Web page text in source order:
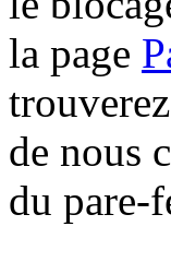
la page
de nous
du pare-